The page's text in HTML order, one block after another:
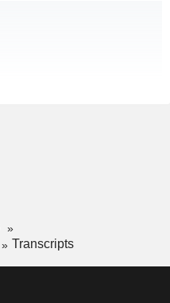
Transcripts